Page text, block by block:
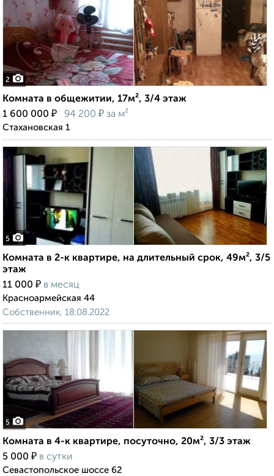
2
Комната в общежитии, 17м², 3/4 этаж
1 600 000 ₽ 94 200 ₽ за м²
Стахановская 1
5
Комната в 2-к квартире, на длительный срок, 49м², 3/5
этаж
11 000 ₽ в месяц
Красноармейская 44
Собственник, 18.08.2022
5
Комната в 4-к квартире, посуточно, 20м², 3/3 этаж
5 000 ₽ в сутки
Севастопольское шоссе 62